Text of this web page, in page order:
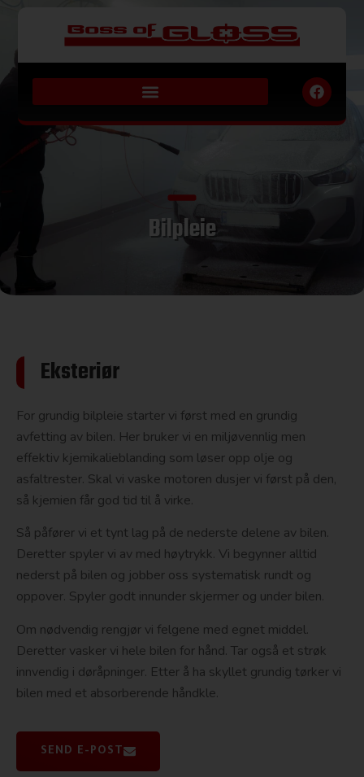
Bilpleie
Eksteriør
For grundig bilpleie starter vi først med en grundig
avfetting av bilen. Her bruker vi en miljøvennlig men
effektiv kjemikalieblanding som løser opp olje og
asfaltrester. Skal vi vaske motoren dusjer vi først på den,
så kjemien får god tid til å virke.
Så påfører vi et tynt lag på de nederste delene av bilen.
Deretter spyler vi av med høytrykk. Vi begynner alltid
nederst på bilen og jobber oss systematisk rundt og
oppover. Spyler godt innunder skjermer og under bilen.
Om nødvendig rengjør vi felgene med egnet middel.
Deretter vasker vi hele bilen for hånd. Tar også et strøk
innvendig i døråpninger. Etter å ha skyllet grundig tørker vi
bilen med et absorberende håndkle.
SEND E-POST